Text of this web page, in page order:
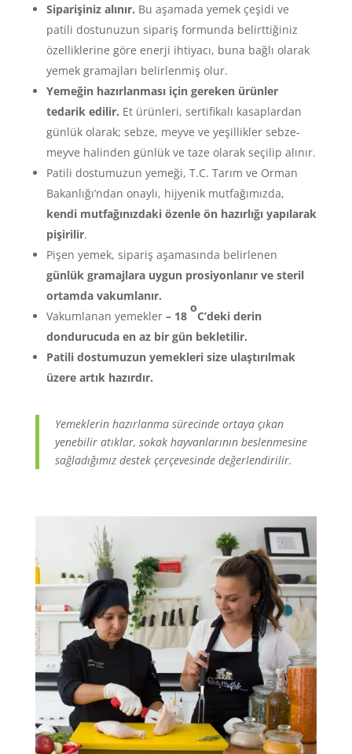
Siparişiniz alınır. Bu aşamada yemek çeşidi ve
patili dostunuzun sipariş formunda belirttiğiniz
özelliklerine göre enerji ihtiyacı, buna bağlı olarak
yemek gramajları belirlenmiş olur.
Yemeğin hazırlanması için gereken ürünler
tedarik edilir. Et ürünleri, sertifikalı kasaplardan
günlük olarak; sebze, meyve ve yeşillikler sebze-
meyve halinden günlük ve taze olarak seçilip alınır.
Patili dostumuzun yemeği, T.C. Tarım ve Orman
Bakanlığı’ndan onaylı, hijyenik mutfağımızda,
kendi mutfağınızdaki özenle ön hazırlığı yapılarak
pişirilir.
Pişen yemek, sipariş aşamasında belirlenen
günlük gramajlara uygun prosiyonlanır ve steril
ortamda vakumlanır.
Vakumlanan yemekler – 18
o
C’deki derin
dondurucuda en az bir gün bekletilir.
Patili dostumuzun yemekleri size ulaştırılmak
üzere artık hazırdır.
Yemeklerin hazırlanma sürecinde ortaya çıkan
yenebilir atıklar, sokak hayvanlarının beslenmesine
sağladığımız destek çerçevesinde değerlendirilir.